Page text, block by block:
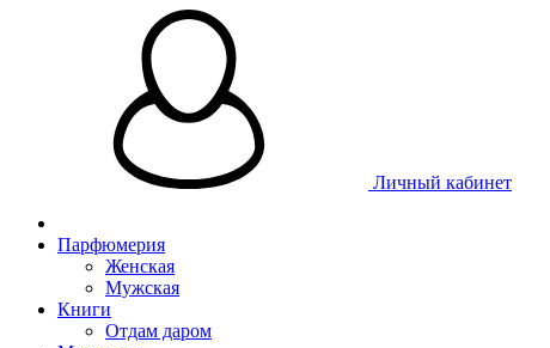
Личный кабинет
Парфюмерия
Женская
Мужская
Книги
Отдам даром